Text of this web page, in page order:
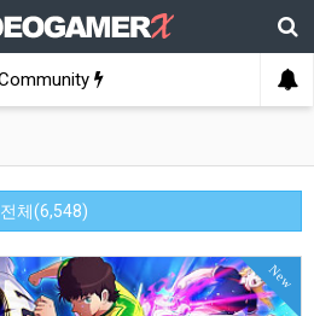
전체(6,548)
New